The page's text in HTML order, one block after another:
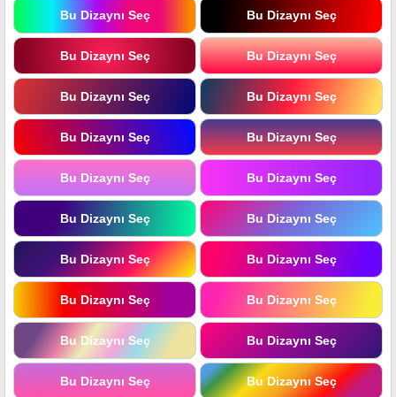
Bu Dizaynı Seç Bu Dizaynı Seç
Bu Dizaynı Seç Bu Dizaynı Seç
Bu Dizaynı Seç Bu Dizaynı Seç
Bu Dizaynı Seç Bu Dizaynı Seç
Bu Dizaynı Seç Bu Dizaynı Seç
Bu Dizaynı Seç Bu Dizaynı Seç
Bu Dizaynı Seç Bu Dizaynı Seç
Bu Dizaynı Seç Bu Dizaynı Seç
Bu Dizaynı Seç Bu Dizaynı Seç
Bu Dizaynı Seç Bu Dizaynı Seç